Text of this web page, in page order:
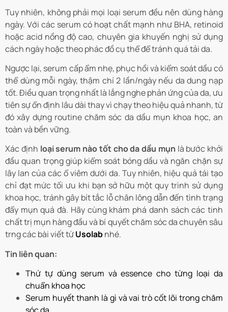
Tuy nhiên, không phải mọi loại serum đều nên dùng hàng
ngày. Với các serum có hoạt chất mạnh như BHA, retinoid
hoặc acid nồng độ cao, chuyên gia khuyến nghị sử dụng
cách ngày hoặc theo phác đồ cụ thể để tránh quá tải da.
Ngược lại, serum cấp ẩm nhẹ, phục hồi và kiểm soát dầu có
thể dùng mỗi ngày, thậm chí 2 lần/ngày nếu da dung nạp
tốt. Điều quan trọng nhất là lắng nghe phản ứng của da, ưu
tiên sự ổn định lâu dài thay vì chạy theo hiệu quả nhanh, từ
đó xây dựng routine chăm sóc da dầu mụn khoa học, an
toàn và bền vững.
Xác định loại serum nào tốt cho da dầu mụn là bước khởi
đầu quan trọng giúp kiểm soát bóng dầu và ngăn chặn sự
lây lan của các ổ viêm dưới da. Tuy nhiên, hiệu quả tái tạo
chỉ đạt mức tối ưu khi bạn sở hữu một quy trình sử dụng
khoa học, tránh gây bít tắc lỗ chân lông dẫn đến tình trạng
đẩy mụn quá đà. Hãy cùng khám phá danh sách các tinh
chất trị mụn hàng đầu và bí quyết chăm sóc da chuyên sâu
trng các bài viết từUsolabnhé.
Tin liên quan:
Thứ tự dùng serum và essence cho từng loại da
chuẩn khoa học
Serum huyết thanh là gì và vai trò cốt lõi trong chăm